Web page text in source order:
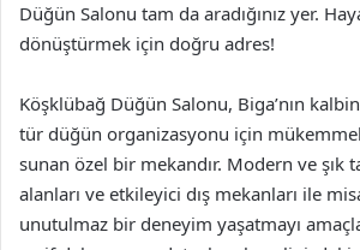
Düğün Salonu tam da aradığınız yer.
dönüştürmek için doğru adres!
Köşklübağ Düğün Salonu, Biga’nın
tür düğün organizasyonu için
sunan özel bir mekandır. Modern ve şık
alanları ve etkileyici dış mekanları ile
unutulmaz bir deneyim yaşatmayı